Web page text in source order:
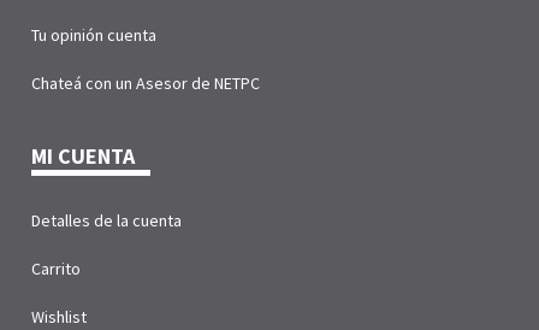
Tu opinión cuenta
Chateá con un Asesor de NETPC
MI CUENTA
Detalles de la cuenta
Carrito
Wishlist